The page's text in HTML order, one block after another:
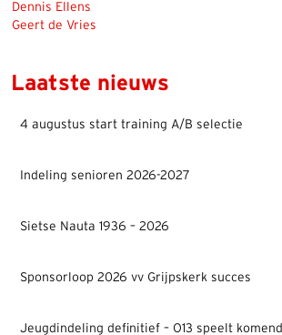
Dennis Ellens
Geert de Vries
Laatste nieuws
4 augustus start training A/B selectie
Indeling senioren 2026-2027
Sietse Nauta 1936 – 2026
Sponsorloop 2026 vv Grijpskerk succes
Jeugdindeling definitief – O13 speelt komend